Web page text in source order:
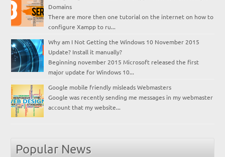
Domains
There are more then one tutorial on the internet on how to
configure Xampp to ru...
Why am I Not Getting the Windows 10 November 2015
Update? Install it manually?
Beginning november 2015 Microsoft released the first
major update for Windows 10...
Google mobile friendly misleads Webmasters
Google was recently sending me messages in my webmaster
account that my website...
Popular News